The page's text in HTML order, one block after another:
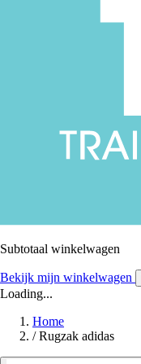
Subtotaal winkelwagen
Bekijk mijn winkelwagen
Loading...
Home
/ Rugzak adidas